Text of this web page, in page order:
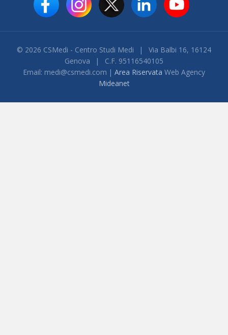
© 2026 CSMedi - Centro Studi Medi |
Via Balbi 16, 16124
Genova
|
C.F. 95116540105
Email: medi@csmedi.com | Area Riservata Web Agency
Mideanet